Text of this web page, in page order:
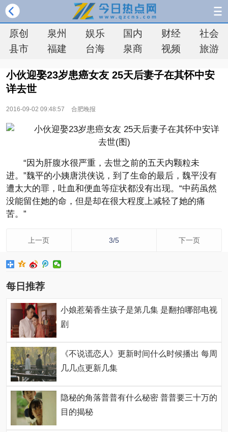
原创 泉州 娱乐 国内 财经
社会
县市
福建 台海 泉商 视频 旅游
小伙迎娶23岁患癌女友 25天后妻子在其怀中安
详去世
2016-09-02 09:48:57 合肥晚报
“因为肝腹水很严重，去世之前的五天内颗粒未
进。”魏平的小姨唐洪侠说，到了生命的最后，魏平没有
遭太大的罪，吐血和便血等症状都没有出现。“中药虽然
没能留住她的命，但是却在很大程度上减轻了她的痛
苦。”
上一页 3/5 下一页
每日推荐
小娘惹菊香生孩子是第几集 是翻拍哪部电视
剧
《不说谎恋人》更新时间什么时候播出 每周
几几点更新几集
隐秘的角落普普有什么秘密 普普要三十万的
目的揭秘